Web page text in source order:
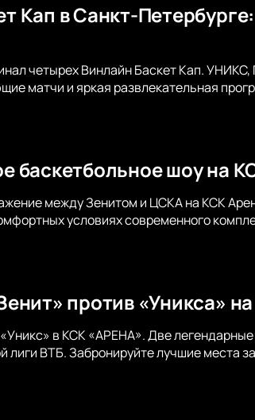
Кап в Санкт-
четырех Винлайн Баскет Кап.
матчи и яркая развлекательная
баскетбольное шоу на
между Зенитом и ЦСКА на КСК
условиях современного
против «Уникса»
в КСК «АРЕНА». Две
ВТБ. Забронируйте лучшие места